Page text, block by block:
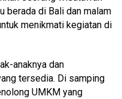
berada di Bali dan malam
menikmati kegiatan di
anaknya dan
tersedia. Di samping
UMKM yang